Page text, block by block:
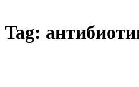
Tag: